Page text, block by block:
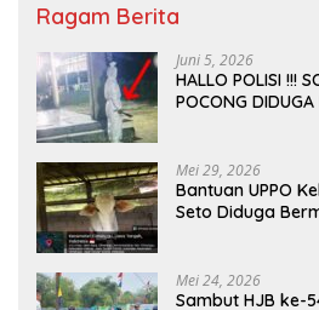
Ragam Berita
Juni 5, 2026
HALLO POLISI !!!
POCONG
Mei 29, 2026
Bantuan UPPO
Seto Diduga
Mei 24, 2026
Sambut HJB ke-